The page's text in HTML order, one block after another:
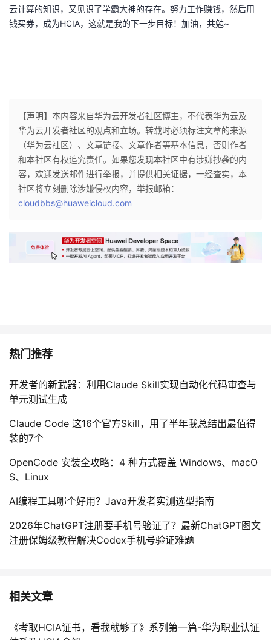
的
我
验
收
藏
技
的
议
云计算的知识，又见识了学霸大神的存在。努力工作赚钱，然后用
钱买券，成为HCIA，这就是我的下一步目标！加油，共勉~
【声明】本内容来自华为云开发者社区博主，不代表华为云及
华为云开发者社区的观点和立场。转载时必须标注文章的来源
（华为云社区）、文章链接、文章作者等基本信息，否则作者
和本社区有权追究责任。如果您发现本社区中有涉嫌抄袭的内
容，欢迎发送邮件进行举报，并提供相关证据，一经查实，本
社区将立刻删除涉嫌侵权内容，举报邮箱：
cloudbbs@huaweicloud.com
热门推荐
开发者的新武器：利用Claude Skill实现自动化代码审查与
单元测试生成
Claude Code 这16个官方Skill，用了半年我总结出最值得
装的7个
OpenCode 安装全攻略：4 种方式覆盖 Windows、macO
S、Linux
AI编程工具哪个好用？Java开发者实测选型指南
2026年ChatGPT注册要手机号验证了？最新ChatGPT图文
注册保姆级教程解决Codex手机号验证难题
相关文章
《考取HCIA证书，看我就够了》系列第一篇-华为职业认证